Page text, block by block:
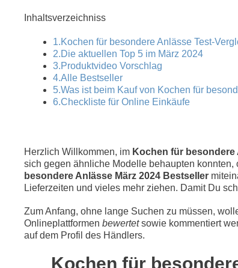
Inhaltsverzeichniss
1.Kochen für besondere Anlässe Test-
2.Die aktuellen Top 5 im März 2024
3.Produktvideo Vorschlag
4.Alle Bestseller
5.Was ist beim Kauf von Kochen für
6.Checkliste für Online Einkäufe
Herzlich Willkommen, im Kochen für besondere
sich gegen ähnliche Modelle behaupten
besondere Anlässe März 2024 Bestseller
Lieferzeiten und vieles mehr ziehen. Damit Du
Zum Anfang, ohne lange Suchen zu müssen,
Onlineplattformen bewertetsowie kommentiert
auf dem Profil des Händlers.
Kochen für